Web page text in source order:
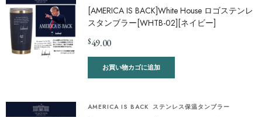
[AMERICA IS BACK]White House ロゴステンレ
スタンブラー[WHTB-02][ネイビー]
$49.00
お買い物カゴに追加
AMERICA IS BACK ステンレス保温タンブラー